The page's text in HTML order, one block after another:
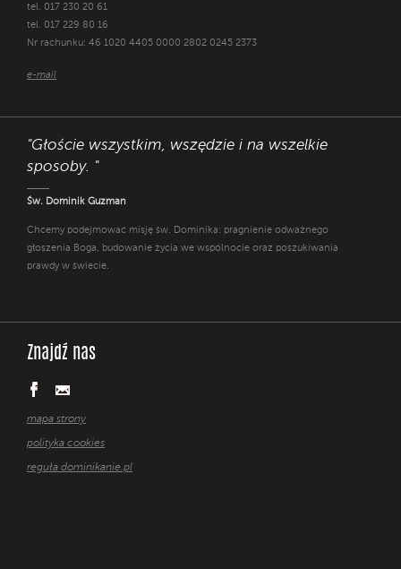
tel. 017 230 20 61
tel. 017 229 80 16
Nr rachunku: 46 1020 4405 0000 2802 0245 2373
e-mail
"Głoście wszystkim, wszędzie i na wszelkie
sposoby. "
Św. Dominik Guzman
Chcemy podejmować misję św. Dominika: pragnienie odważnego
głoszenia Boga, budowanie życia we wspólnocie oraz poszukiwania
prawdy w świecie.
Znajdź nas
mapa strony
polityka cookies
reguła dominikanie.pl